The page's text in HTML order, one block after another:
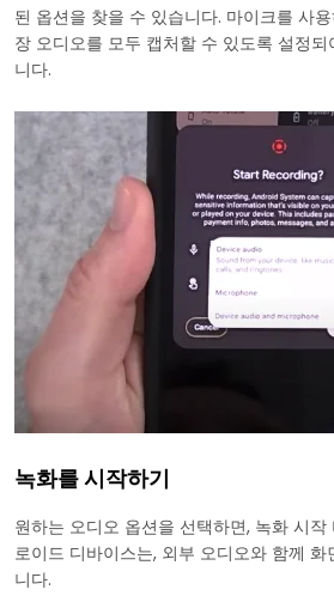
된 옵션을 찾을 수 있습니다. 마이크를 사
장 오디오를 모두 캡처할 수 있도록 설정
니다.
녹화를 시작하기
원하는 오디오 옵션을 선택하면, 녹화 시
로이드 디바이스는, 외부 오디오와 함께
니다.